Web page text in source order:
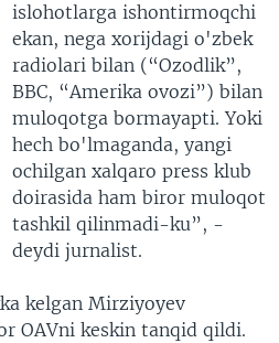
islohotlarga ishontirmoqchi
ekan, nega xorijdagi o'zbek
radiolari bilan (“Ozodlik”,
BBC, “Amerika ovozi”) bilan
muloqotga bormayapti. Yoki
hech bo'lmaganda, yangi
ochilgan xalqaro press klub
doirasida ham biror muloqot
tashkil qilinmadi-ku”, -
deydi jurnalist.
kelgan Mirziyoyev
OAVni keskin tanqid qildi.